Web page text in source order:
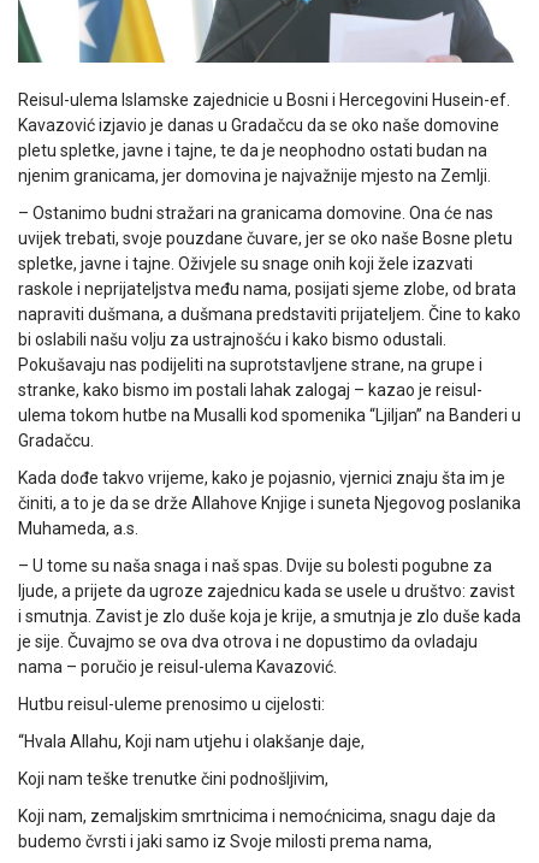
Reisul-ulema Islamske zajednicie u Bosni i Hercegovini Husein-ef.
Kavazović izjavio je danas u Gradačcu da se oko naše domovine
pletu spletke, javne i tajne, te da je neophodno ostati budan na
njenim granicama, jer domovina je najvažnije mjesto na Zemlji.
– Ostanimo budni stražari na granicama domovine. Ona će nas
uvijek trebati, svoje pouzdane čuvare, jer se oko naše Bosne pletu
spletke, javne i tajne. Oživjele su snage onih koji žele izazvati
raskole i neprijateljstva među nama, posijati sjeme zlobe, od brata
napraviti dušmana, a dušmana predstaviti prijateljem. Čine to kako
bi oslabili našu volju za ustrajnošću i kako bismo odustali.
Pokušavaju nas podijeliti na suprotstavljene strane, na grupe i
stranke, kako bismo im postali lahak zalogaj – kazao je reisul-
ulema tokom hutbe na Musalli kod spomenika “Ljiljan” na Banderi u
Gradačcu.
Kada dođe takvo vrijeme, kako je pojasnio, vjernici znaju šta im je
činiti, a to je da se drže Allahove Knjige i suneta Njegovog poslanika
Muhameda, a.s.
– U tome su naša snaga i naš spas. Dvije su bolesti pogubne za
ljude, a prijete da ugroze zajednicu kada se usele u društvo: zavist
i smutnja. Zavist je zlo duše koja je krije, a smutnja je zlo duše kada
je sije. Čuvajmo se ova dva otrova i ne dopustimo da ovladaju
nama – poručio je reisul-ulema Kavazović.
Hutbu reisul-uleme prenosimo u cijelosti:
“Hvala Allahu, Koji nam utjehu i olakšanje daje,
Koji nam teške trenutke čini podnošljivim,
Koji nam, zemaljskim smrtnicima i nemoćnicima, snagu daje da
budemo čvrsti i jaki samo iz Svoje milosti prema nama,